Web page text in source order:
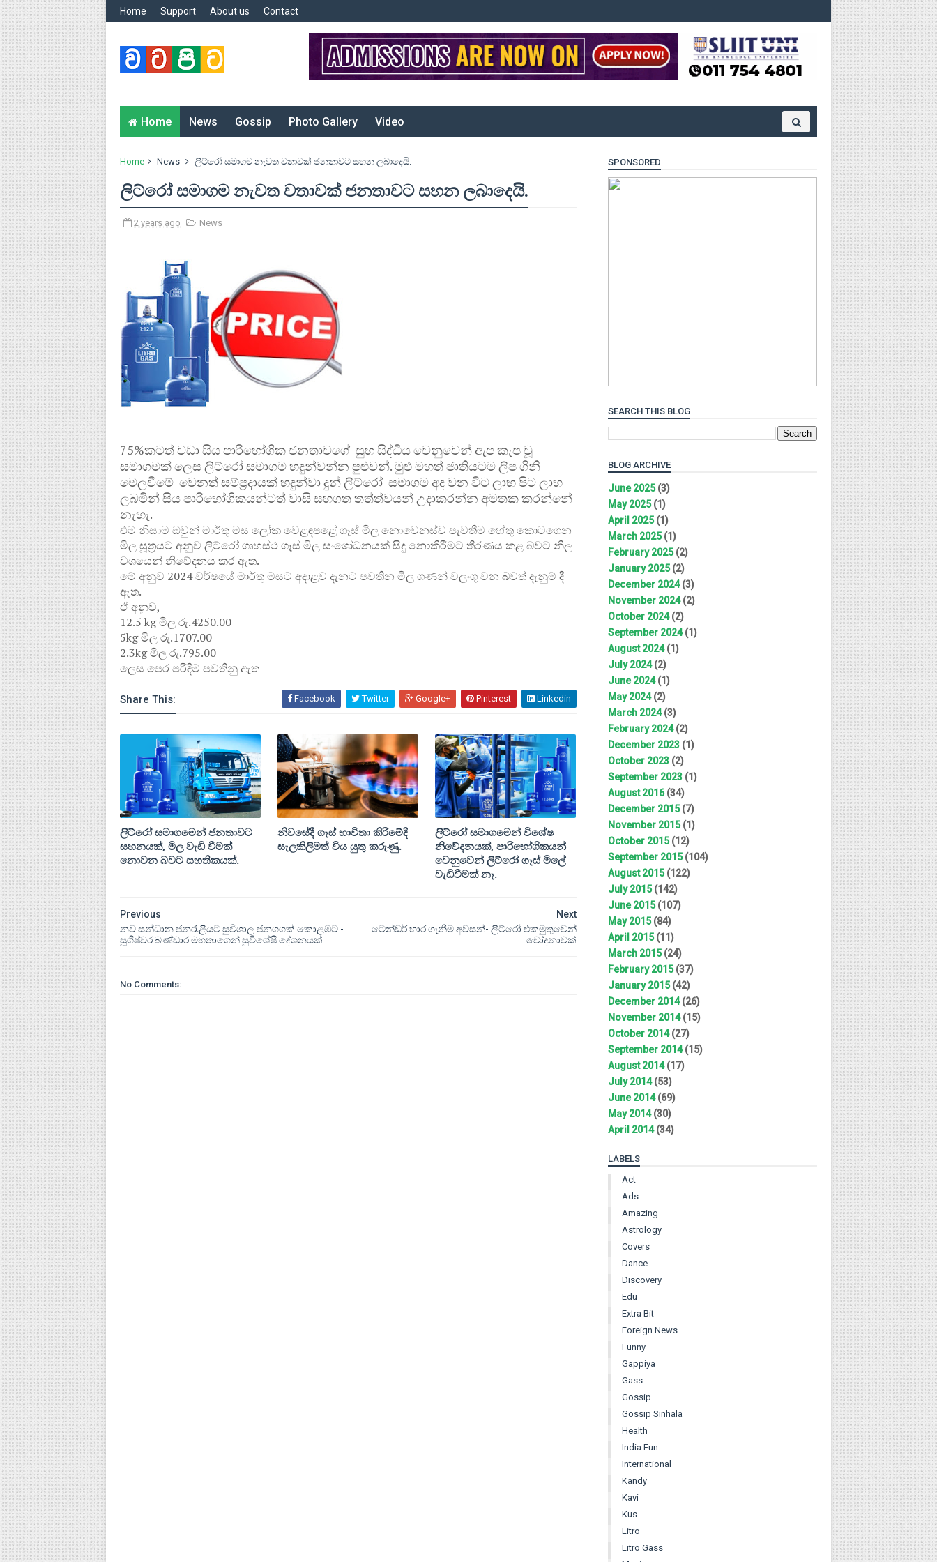
Home Support About us Contact
Home News Gossip Photo Gallery Video
Home News ලිට්රෝ සමාගම නැවත වතාවක් ජනතාවට සහන ලබාදෙයි.
ලිට්රෝ සමාගම නැවත වතාවක් ජනතාවට සහන ලබාදෙයි.
2 years ago News
75%කටත් වඩා සිය පාරිභෝගික ජනතාවගේ සුභ සිද්ධිය වෙනුවෙන් ඇප කැප වූ
සමාගමක් ලෙස ලිට්රෝ සමාගම හඳුන්වන්න පුළුවන්. මුළු මහත් ජාතියටම ලිප ගිනි
මෙලවීමේ වෙනත් සම්ප්‍රදායක් හඳුන්වා දුන් ලිට්රෝ සමාගම අද වන විට ලාභ පිට ලාභ
ලබමින් සිය පාරිභෝගිකයන්ටත් වාසි සහගත තත්ත්වයන් උදාකරන්න අමතක කරන්නේ
නැහැ.
එම නිසාම ඔවුන් මාර්තු මස ලෝක වෙළඳපළේ ගෑස් මිල නොවෙනස්ව පැවතීම හේතු කොටගෙන
මිල සූත්‍රයට අනුව ලිට්රෝ ගෘහස්ථ ගෑස් මිල සංශෝධනයක් සිදු නොකිරීමට තීරණය කළ බවට නිල
වශයෙන් නිවේදනය කර ඇත.
මේ අනුව 2024 වර්ෂයේ මාර්තු මසට අදාළව දැනට පවතින මිල ගණන් වලංගු වන බවත් දැනුම් දී
ඇත.
ඒ අනුව,
12.5 kg මිල රු.4250.00
5kg මිල රු.1707.00
2.3kg මිල රු.795.00
ලෙස පෙර පරිදිම පවතිනු ඇත
Share This: Facebook Twitter Google+ Pinterest Linkedin
ලිට්රෝ සමාගමෙන් ජනතාවට
සහනයක්, මිල වැඩි වීමක්
නොවන බවට සහතිකයක්.
නිවසේදී ගෑස් භාවිතා කිරීමේදී
සැලකිලිමත් විය යුතු කරුණු.
ලිට්රෝ සමාගමෙන් විශේෂ
නිවේදනයක්, පාරිභෝගිකයන්
වෙනුවෙන් ලිට්රෝ ගෑස් මිලේ
වැඩිවීමක් නෑ.
Next
ටෙන්ඩර් භාර ගැනීම අවසන්- ලිට්රෝ එකමුතුවෙන්
චෝදනාවක්
Previous
නව සන්ධාන ජනරැළියට සුවිශාල ජනගගක් කොළඹට -
සූගීෂ්වර බණ්ඩාර මහතාගෙන් සුවිශේෂී දේශනයක්
No Comments:
SPONSORED
SEARCH THIS BLOG
BLOG ARCHIVE
June 2025(3)
May 2025(1)
April 2025(1)
March 2025(1)
February 2025(2)
January 2025(2)
December 2024(3)
November 2024(2)
October 2024(2)
September 2024(1)
August 2024(1)
July 2024(2)
June 2024(1)
May 2024(2)
March 2024(3)
February 2024(2)
December 2023 (1)
October 2023 (2)
September 2023 (1)
August 2016(34)
December 2015(7)
November 2015(1)
October 2015(12)
September 2015(104)
August 2015(122)
July 2015(142)
June 2015(107)
May 2015(84)
April 2015(11)
March 2015(24)
February 2015(37)
January 2015(42)
December 2014(26)
November 2014(15)
October 2014(27)
September 2014(15)
August 2014(17)
July 2014(53)
June 2014(69)
May 2014(30)
April 2014(34)
LABELS
Act
Ads
Amazing
Astrology
Covers
Dance
Discovery
Edu
Extra Bit
Foreign News
Funny
Gappiya
Gass
Gossip
Gossip Sinhala
Health
India Fun
International
Kandy
Kavi
Kus
Litro
Litro Gass